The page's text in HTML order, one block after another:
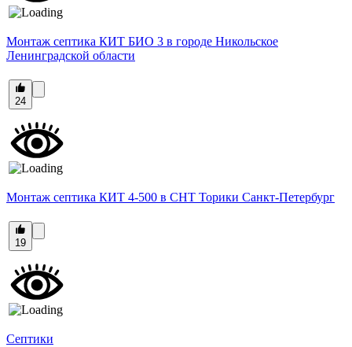
Монтаж септика КИТ БИО 3 в городе Никольское
Ленинградской области
24
Монтаж септика КИТ 4-500 в СНТ Торики Санкт-Петербург
19
Септики